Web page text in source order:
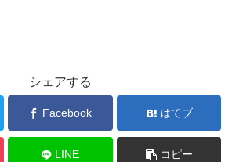
シェアする
Facebook はてブ
LINE コピー